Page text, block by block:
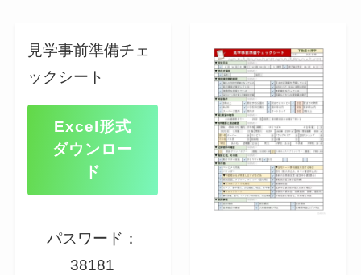
見学事前準備チェ
ックシート
Excel形式
ダウンロー
ド
パスワード：
38181